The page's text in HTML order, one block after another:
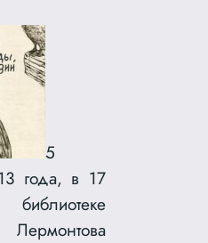
5
года, в 17